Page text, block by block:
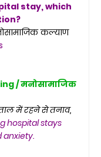
stay, which
कल्याण
/ मनोसामाजिक
में रहने से तनाव,
hospital stays
anxiety.